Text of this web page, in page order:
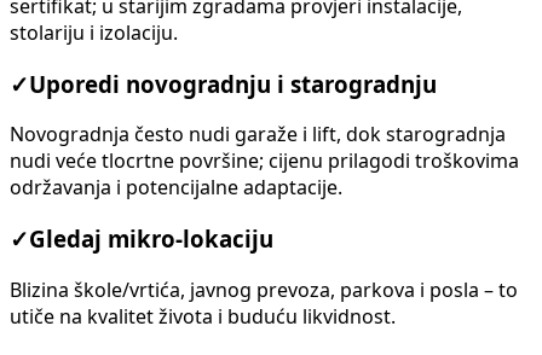
sertifikat; u starijim zgradama provjeri instalacije,
stolariju i izolaciju.
✓Uporedi novogradnju i starogradnju
Novogradnja često nudi garaže i lift, dok starogradnja
nudi veće tlocrtne površine; cijenu prilagodi troškovima
održavanja i potencijalne adaptacije.
✓Gledaj mikro-lokaciju
Blizina škole/vrtića, javnog prevoza, parkova i posla – to
utiče na kvalitet života i buduću likvidnost.